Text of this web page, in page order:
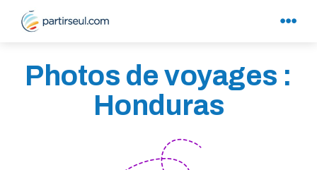
Photos de voyages :
Honduras